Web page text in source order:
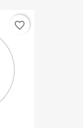
favorite_border